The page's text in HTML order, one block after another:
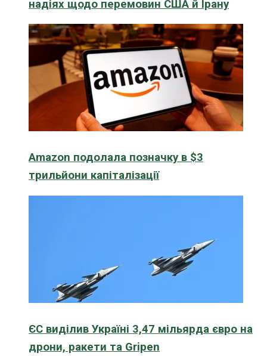
надіях щодо перемовин США й Ірану
Amazon подолала позначку в $3
трильйони капіталізації
ЄС виділив Україні 3,47 мільярда євро на
дрони, ракети та Gripen